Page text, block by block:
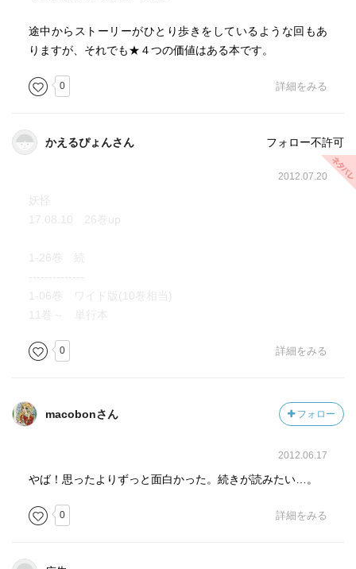
途中からストーリーがひとり歩きをしているような回もあ
りますが、それでも★４つの価値はある本です。
0 詳細をみる
かえるぴょんさん フォロー不許可
2012.07.20
妖怪
17.08.10 26巻up
1-26巻 続
--------------
1-06巻 ワイド版(10巻相当)
11巻～ 単行本
0 詳細をみる
macobonさん フォロー
2012.06.17
やば！思ったよりずっと面白かった。続きが読みたい…。
0 詳細をみる